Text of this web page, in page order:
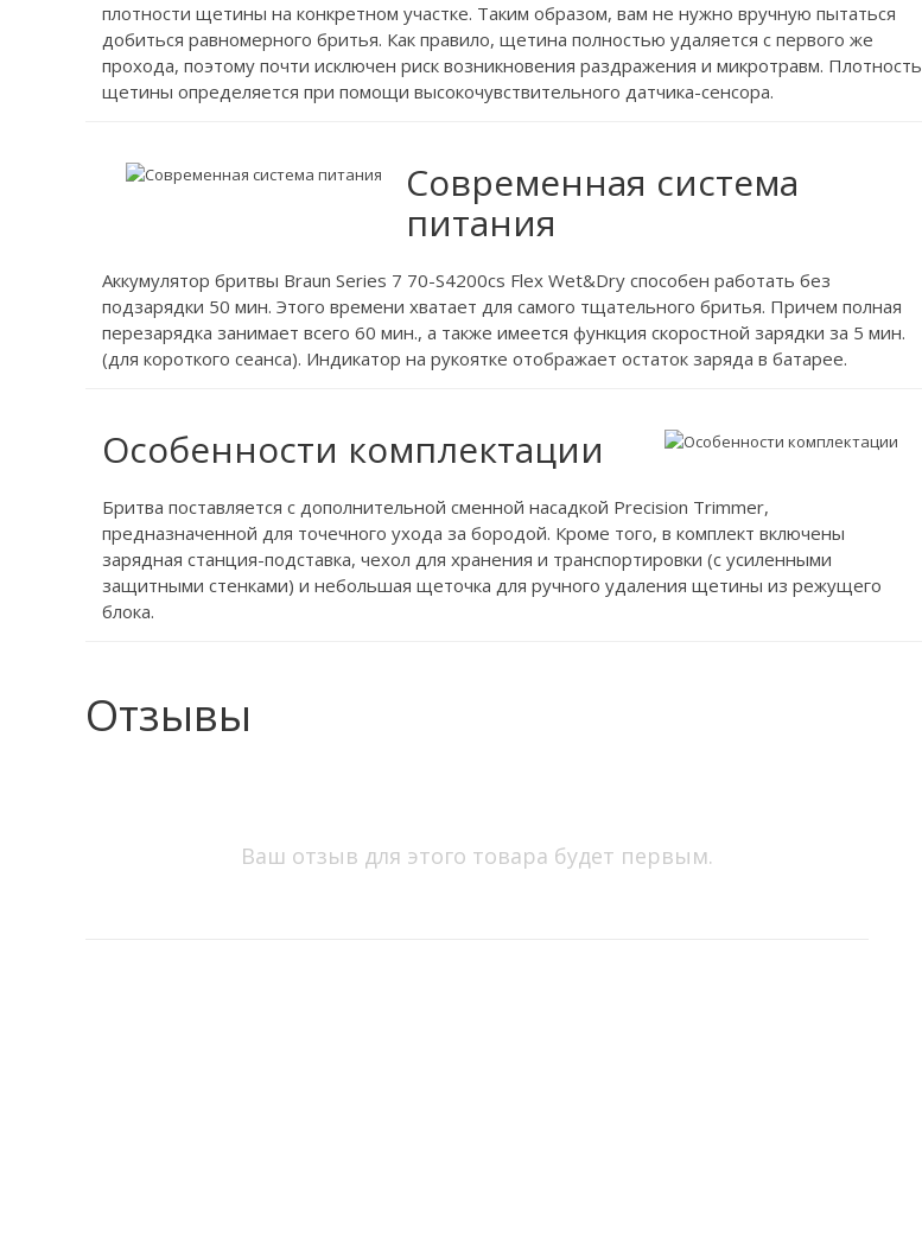
плотности щетины на конкретном участке. Таким образом, вам не нужно вручную пытаться
добиться равномерного бритья. Как правило, щетина полностью удаляется с первого же
прохода, поэтому почти исключен риск возникновения раздражения и микротравм. Плотность
щетины определяется при помощи высокочувствительного датчика-сенсора.
Современная система
питания
Аккумулятор бритвы Braun Series 7 70-S4200cs Flex Wet&Dry способен работать без
подзарядки 50 мин. Этого времени хватает для самого тщательного бритья. Причем полная
перезарядка занимает всего 60 мин., а также имеется функция скоростной зарядки за 5 мин.
(для короткого сеанса). Индикатор на рукоятке отображает остаток заряда в батарее.
Особенности комплектации
Бритва поставляется с дополнительной сменной насадкой Precision Trimmer,
предназначенной для точечного ухода за бородой. Кроме того, в комплект включены
зарядная станция-подставка, чехол для хранения и транспортировки (с усиленными
защитными стенками) и небольшая щеточка для ручного удаления щетины из режущего
блока.
Отзывы
Ваш отзыв для этого товара будет первым.